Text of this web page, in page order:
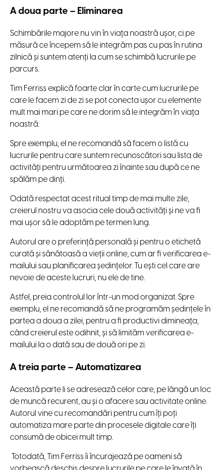
A doua parte – Eliminarea
Schimbările majore nu vin în viața noastră ușor, ci pe
măsură ce începem să le integrăm pas cu pas în rutina
zilnică și suntem atenți la cum se schimbă lucrurile pe
parcurs.
Tim Ferriss explică foarte clar în carte cum lucrurile pe
care le facem zi de zi se pot conecta ușor cu elemente
mult mai mari pe care ne dorim să le integrăm în viața
noastră.
Spre exemplu, el ne recomandă să facem o listă cu
lucrurile pentru care suntem recunoscători sau lista de
activități pentru următoarea zi înainte sau după ce ne
spălăm pe dinți.
Odată respectat acest ritual timp de mai multe zile,
creierul nostru va asocia cele două activități și ne va fi
mai ușor să le adoptăm pe termen lung.
Autorul are o preferință personală și pentru o etichetă
curată și sănătoasă a vieții online, cum ar fi verificarea e-
mailului sau planificarea ședințelor. Tu ești cel care are
nevoie de aceste lucruri, nu ele de tine.
Astfel, preia controlul lor într-un mod organizat. Spre
exemplu, el ne recomandă să ne programăm ședințele în
partea a doua a zilei, pentru a fi productivi dimineața,
când creierul este odihnit, și să limităm verificarea e-
mailului la o dată sau de două ori pe zi.
A treia parte – Automatizarea
Această parte li se adresează celor care, pe lângă un loc
de muncă recurent, au și o afacere sau activitate online.
Autorul vine cu recomandări pentru cum îți poți
automatiza mare parte din procesele digitale care îți
consumă de obicei mult timp.
Totodată, Tim Ferriss îi încurajează pe oameni să